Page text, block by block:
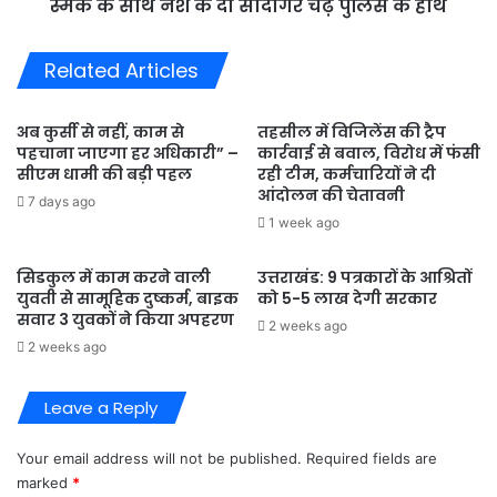
स्मैक के साथ नशे के दो सौदागर चढ़े पुलिस के हाथ
Related Articles
अब कुर्सी से नहीं, काम से
पहचाना जाएगा हर अधिकारी” –
सीएम धामी की बड़ी पहल
7 days ago
तहसील में विजिलेंस की ट्रैप
कार्रवाई से बवाल, विरोध में फंसी
रही टीम, कर्मचारियों ने दी
आंदोलन की चेतावनी
1 week ago
सिडकुल में काम करने वाली
युवती से सामूहिक दुष्कर्म, बाइक
सवार 3 युवकों ने किया अपहरण
2 weeks ago
उत्तराखंड: 9 पत्रकारों के आश्रितों
को 5-5 लाख देगी सरकार
2 weeks ago
Leave a Reply
Your email address will not be published. Required fields are
marked *